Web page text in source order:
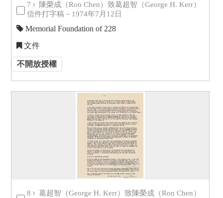
7
陳榮成（Ron Chen）致葛超智（George H. Kerr）
信件打字稿－1974年7月12日
Memorial Foundation of 228
文件
不開放授權
8
葛超智（George H. Kerr）致陳榮成（Ron Chen）